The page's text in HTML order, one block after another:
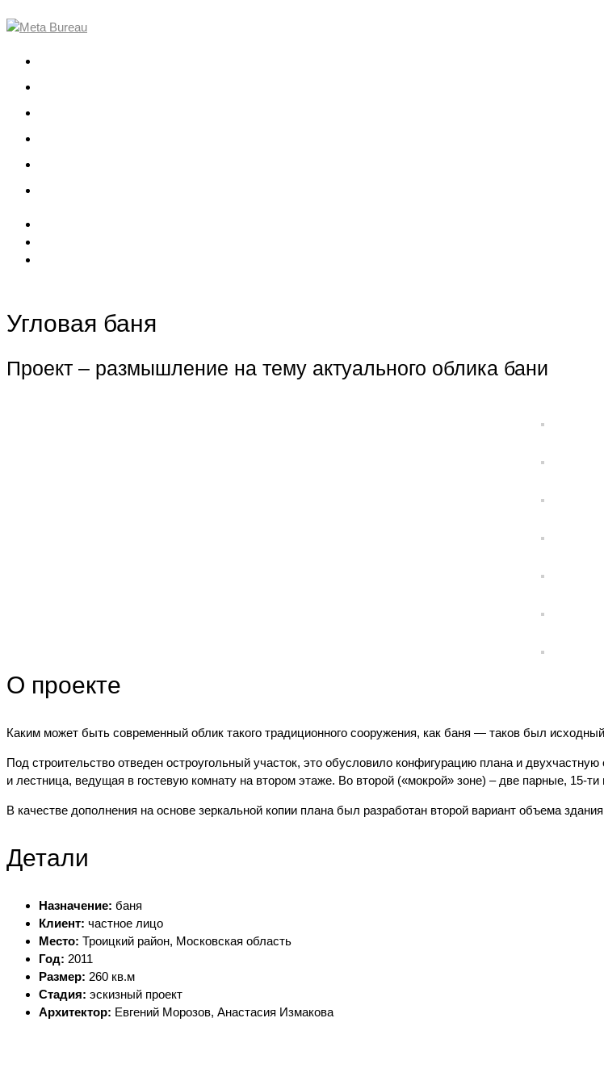
Угловая баня
Проект – размышление на тему актуального облика бани
О проекте
Каким может быть современный облик такого традиционного сооружения, как баня — таков был
Под строительство отведен остроугольный участок, это обусловило конфигурацию плана и
и лестница, ведущая в гостевую комнату на втором этаже. Во второй («мокрой» зоне) – две парные, 15-
В качестве дополнения на основе зеркальной копии плана был разработан второй вариант объема
Детали
Назначение: баня
Клиент: частное лицо
Место: Троицкий район, Московская область
Год: 2011
Размер: 260 кв.м
Стадия: эскизный проект
Архитектор: Евгений Морозов, Анастасия Измакова